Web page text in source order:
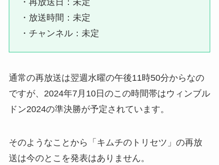
・再放送日：未定
・放送時間：未定
・チャンネル：未定
通常の再放送は翌週水曜の午後11時50分からなの
ですが、2024年7月10日のこの時間帯はウィンブル
ドン2024の準決勝が予定されています。
そのようなことから「キムチのトリセツ」の再放
送は今のとこを発表はありません。